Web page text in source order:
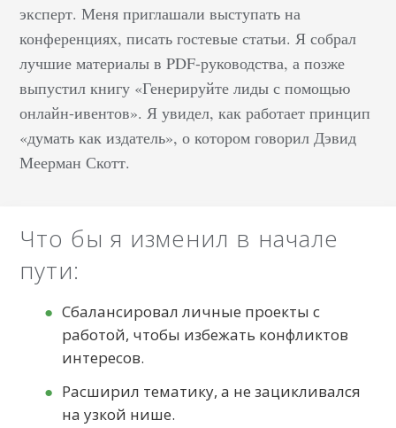
эксперт. Меня приглашали выступать на
конференциях, писать гостевые статьи. Я собрал
лучшие материалы в PDF-руководства, а позже
выпустил книгу «Генерируйте лиды с помощью
онлайн-ивентов». Я увидел, как работает принцип
«думать как издатель», о котором говорил Дэвид
Меерман Скотт.
Что бы я изменил в начале
пути:
Сбалансировал личные проекты с
работой, чтобы избежать конфликтов
интересов.
Расширил тематику, а не зацикливался
на узкой нише.